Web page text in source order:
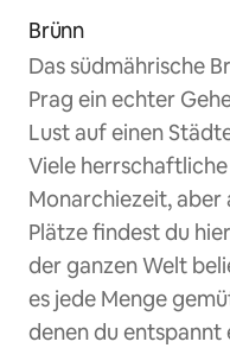
Brünn
Das südmährische
Prag ein echter
Lust auf einen
Viele
Monarchiezeit,
Plätze findest du
der ganzen Welt
es jede Menge
denen du entspannt